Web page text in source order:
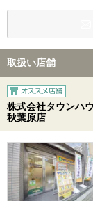
取扱い店舗
株式会社タウンハ
秋葉原店